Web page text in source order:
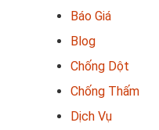
Báo Giá
Blog
Chống Dột
Chống Thấm
Dịch Vụ